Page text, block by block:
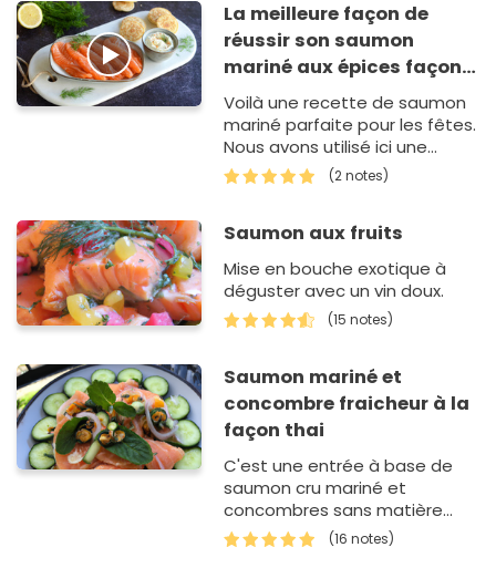
La meilleure façon de
réussir son saumon
mariné aux épices façon
Gravlax
Voilà une recette de saumon
mariné parfaite pour les fêtes.
Nous avons utilisé ici une
marinade sèche composée
de sel, de s…
(2 notes)
Saumon aux fruits
Mise en bouche exotique à
déguster avec un vin doux.
(15 notes)
Saumon mariné et
concombre fraicheur à la
façon thai
C'est une entrée à base de
saumon cru mariné et
concombres sans matière
grasse riche en vitamines
protéine et oméga 3 parfaite
(16 notes)